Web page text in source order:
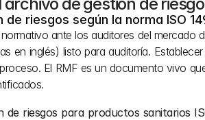
riesgos según la norma ISO
ante los auditores del mercado
en inglés) listo para auditoría.
El RMF es un documento vivo
de riesgos para productos sanitarios